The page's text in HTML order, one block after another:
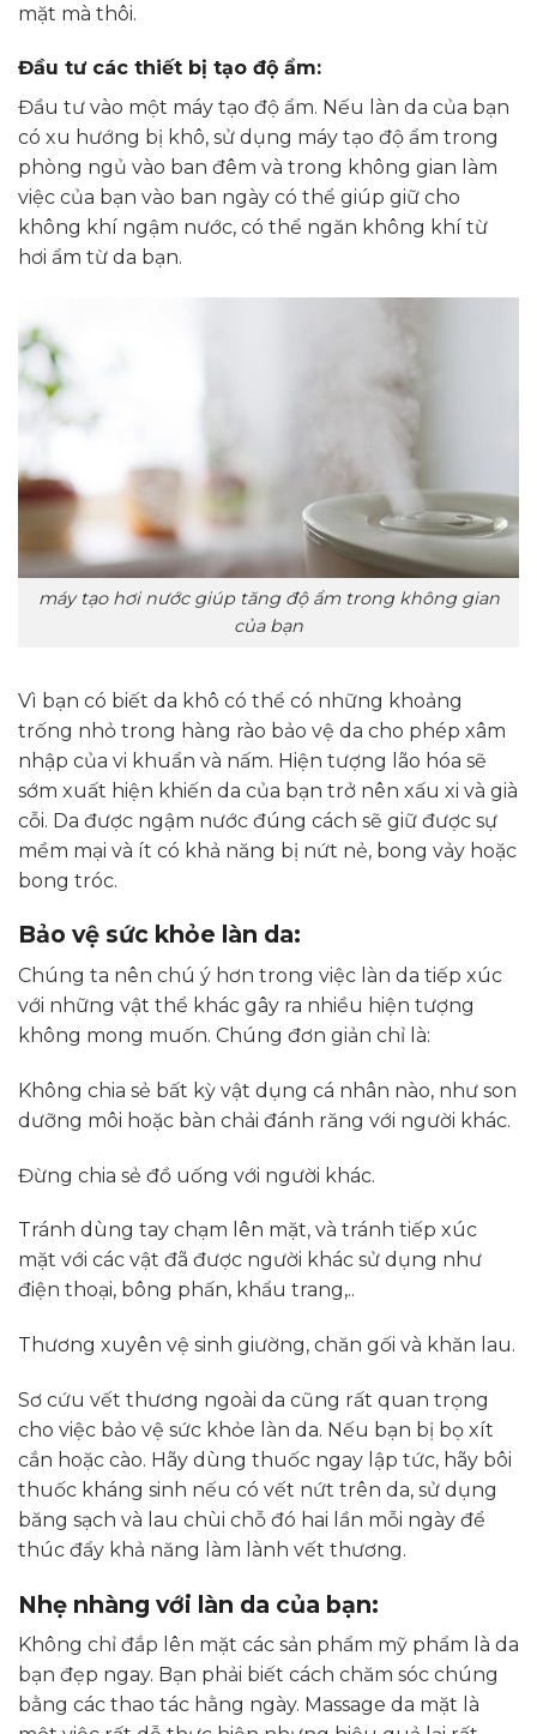
mặt mà thôi.
Đầu tư các thiết bị tạo độ ẩm:
Đầu tư vào một máy tạo độ ẩm. Nếu làn da của bạn
có xu hướng bị khô, sử dụng máy tạo độ ẩm trong
phòng ngủ vào ban đêm và trong không gian làm
việc của bạn vào ban ngày có thể giúp giữ cho
không khí ngậm nước, có thể ngăn không khí từ
hơi ẩm từ da bạn.
máy tạo hơi nước giúp tăng độ ẩm trong không gian
của bạn
Vì bạn có biết da khô có thể có những khoảng
trống nhỏ trong hàng rào bảo vệ da cho phép xâm
nhập của vi khuẩn và nấm. Hiện tượng lão hóa sẽ
sớm xuất hiện khiến da của bạn trở nên xấu xi và già
cỗi. Da được ngậm nước đúng cách sẽ giữ được sự
mềm mại và ít có khả năng bị nứt nẻ, bong vảy hoặc
bong tróc.
Bảo vệ sức khỏe làn da:
Chúng ta nên chú ý hơn trong việc làn da tiếp xúc
với những vật thể khác gây ra nhiều hiện tượng
không mong muốn. Chúng đơn giản chỉ là:
Không chia sẻ bất kỳ vật dụng cá nhân nào, như son
dưỡng môi hoặc bàn chải đánh răng với người khác.
Đừng chia sẻ đồ uống với người khác.
Tránh dùng tay chạm lên mặt, và tránh tiếp xúc
mặt với các vật đã được người khác sử dụng như
điện thoại, bông phấn, khẩu trang,..
Thương xuyên vệ sinh giường, chăn gối và khăn lau.
Sơ cứu vết thương ngoài da cũng rất quan trọng
cho việc bảo vệ sức khỏe làn da. Nếu bạn bị bọ xít
cắn hoặc cào. Hãy dùng thuốc ngay lập tức, hãy bôi
thuốc kháng sinh nếu có vết nứt trên da, sử dụng
băng sạch và lau chùi chỗ đó hai lần mỗi ngày để
thúc đẩy khả năng làm lành vết thương.
Nhẹ nhàng với làn da của bạn:
Không chỉ đắp lên mặt các sản phẩm mỹ phẩm là da
bạn đẹp ngay. Bạn phải biết cách chăm sóc chúng
bằng các thao tác hằng ngày. Massage da mặt là